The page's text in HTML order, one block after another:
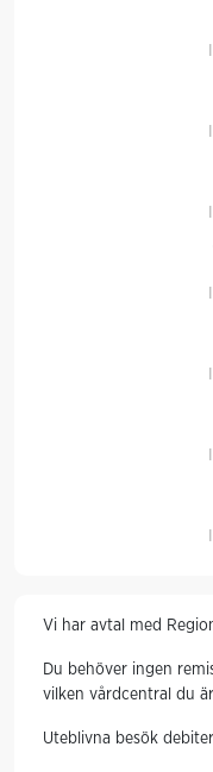
Vi har avtal med
Du behöver ingen
vilken vårdcentral du
Uteblivna besök